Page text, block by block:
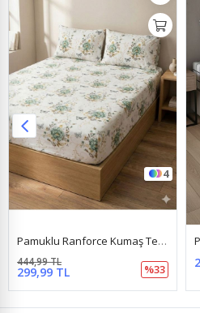
4
Pamuklu Ranforce Kumaş Tek Kişilik Lastikli Çarşaf Takımı (100X200 & 120X200) Kelebek Yeşil
299,99 TL
444,99 TL
%33